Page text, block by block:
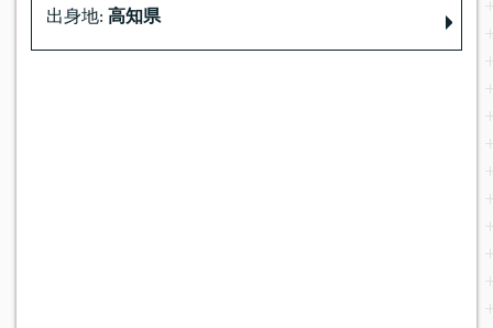
出身地: 高知県